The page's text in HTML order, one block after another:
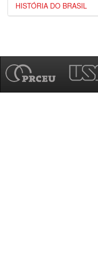
HISTÓRIA DO BRASIL